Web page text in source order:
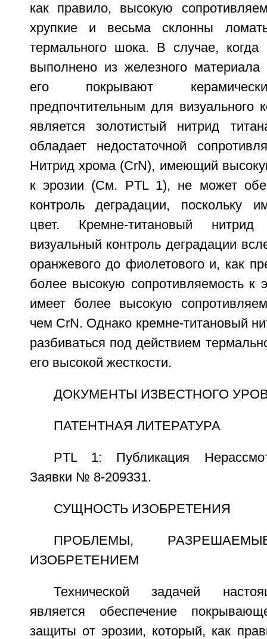
как правило, высокую
хрупкие и весьма склонны
термального шока. В случае, когда
выполнено из железного
его покрывают
предпочтительным для визуального
является золотистый нитрид
обладает недостаточной
Нитрид хрома (CrN), имеющий
к эрозии (См. PTL 1), не может
контроль деградации, поскольку
цвет. Кремне-титановый нитрид
визуальный контроль деградации
оранжевого до фиолетового и, как
более высокую сопротивляемость к
имеет более высокую
чем CrN. Однако кремне-титановый
разбиваться под действием
его высокой жесткости.
ДОКУМЕНТЫ ИЗВЕСТНОГО
ПАТЕНТНАЯ ЛИТЕРАТУРА
PTL 1: Публикация
Заявки № 8-209331.
СУЩНОСТЬ ИЗОБРЕТЕНИЯ
ПРОБЛЕМЫ,
ИЗОБРЕТЕНИЕМ
Технической задачей
является обеспечение
защиты от эрозии, который, как